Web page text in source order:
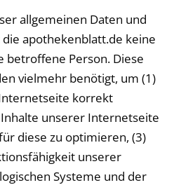
allgemeinen Daten und
apothekenblatt.de keine
betroffene Person. Diese
vielmehr benötigt, um (1)
korrekt
unserer Internetseite
diese zu optimieren, (3)
unserer
Systeme und der